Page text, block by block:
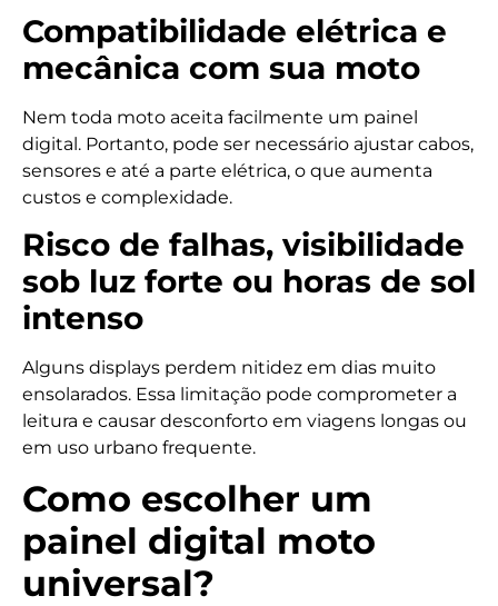
Compatibilidade elétrica e
mecânica com sua moto
Nem toda moto aceita facilmente um painel
digital. Portanto, pode ser necessário ajustar cabos,
sensores e até a parte elétrica, o que aumenta
custos e complexidade.
Risco de falhas, visibilidade
sob luz forte ou horas de sol
intenso
Alguns displays perdem nitidez em dias muito
ensolarados. Essa limitação pode comprometer a
leitura e causar desconforto em viagens longas ou
em uso urbano frequente.
Como escolher um
painel digital moto
universal?